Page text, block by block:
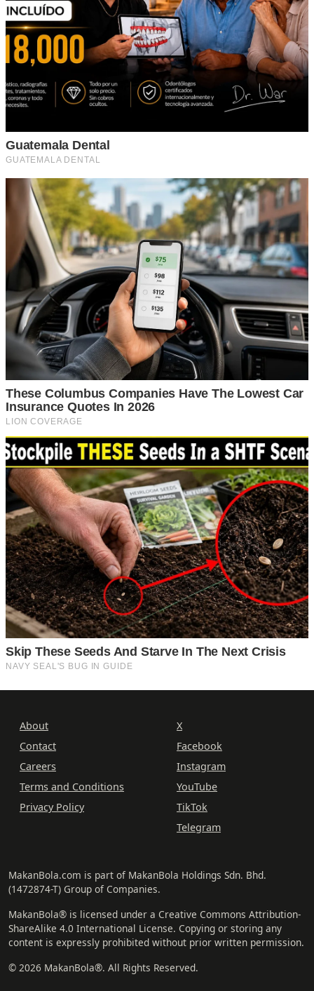
About
Contact
Careers
Terms and Conditions
Privacy Policy
X
Facebook
Instagram
YouTube
TikTok
Telegram
MakanBola.com is part of MakanBola Holdings Sdn. Bhd.
(1472874-T) Group of Companies.
MakanBola® is licensed under a Creative Commons Attribution-
ShareAlike 4.0 International License. Copying or storing any
content is expressly prohibited without prior written permission.
© 2026 MakanBola®. All Rights Reserved.